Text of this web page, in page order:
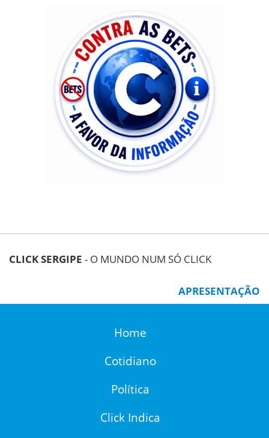
CLICK SERGIPE - O MUNDO NUM SÓ CLICK
APRESENTAÇÃO
Home
Cotidiano
Política
Click Indica